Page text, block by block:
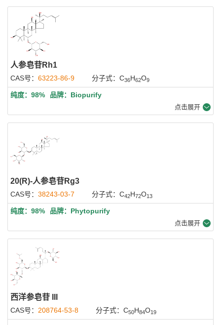
人参皂苷Rh1
CAS号： 63223-86-9 分子式：C36H62O9
纯度：98% 品牌：Biopurify
点击展开
20(R)-人参皂苷Rg3
CAS号： 38243-03-7 分子式：C42H72O13
纯度：98% 品牌：Phytopurify
点击展开
西洋参皂苷 III
CAS号： 208764-53-8 分子式：C50H84O19